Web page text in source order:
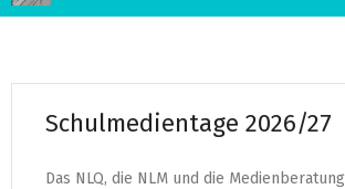
Schulmedientage 2026/27
Das NLQ, die NLM und die Medienberatung